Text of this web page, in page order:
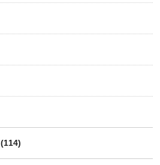
(114)